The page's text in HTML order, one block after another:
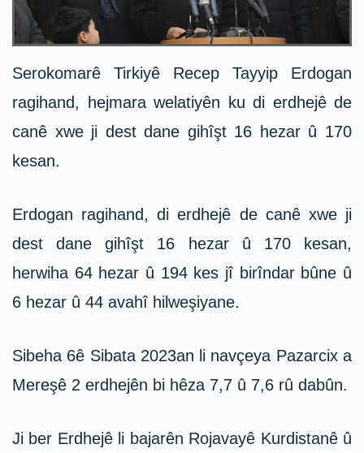
Serokomarê Tirkiyê Recep Tayyip Erdogan
ragihand, hejmara welatiyên ku di erdhejê de
canê xwe ji dest dane gihîşt 16 hezar û 170
kesan.
Erdogan ragihand, di erdhejê de canê xwe ji
dest dane gihîşt 16 hezar û 170 kesan,
herwiha 64 hezar û 194 kes jî birîndar bûne û
6 hezar û 44 avahî hilweşiyane.
Sibeha 6ê Sibata 2023an li navçeya Pazarcix a
Mereşê 2 erdhejên bi hêza 7,7 û 7,6 rû dabûn.
Ji ber Erdhejê li bajarên Rojavayê Kurdistanê û